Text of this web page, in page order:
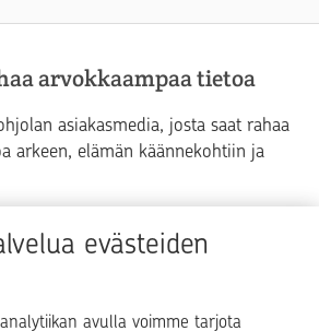
evästeiden
avulla voimme tarjota
arvokkaampaa tietoa
asiakasmedia, josta saat rahaa
arkeen, elämän käännekohtiin ja
Elämä
Yrityselämä